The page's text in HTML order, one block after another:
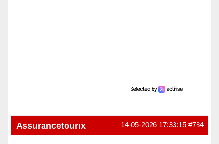
#734
14-05-2026 17:33:15
Assurancetourix